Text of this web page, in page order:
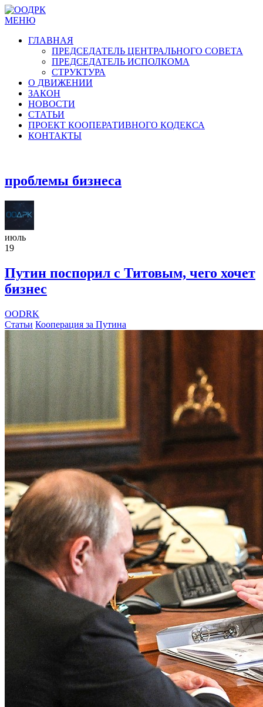
МЕНЮ
ГЛАВНАЯ
ПРЕДСЕДАТЕЛЬ ЦЕНТРАЛЬНОГО СОВЕТА
ПРЕДСЕДАТЕЛЬ ИСПОЛКОМА
СТРУКТУРА
О ДВИЖЕНИИ
ЗАКОН
НОВОСТИ
СТАТЬИ
ПРОЕКТ КООПЕРАТИВНОГО КОДЕКСА
КОНТАКТЫ
проблемы бизнеса
июль
19
Путин поспорил с Титовым, чего хочет
бизнес
OODRK
Статьи Кооперация за Путина